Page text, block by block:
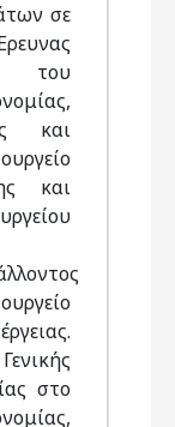
σε
του
και
και
στο